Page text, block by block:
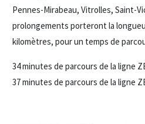
Pennes-Mirabeau, Vitrolles, Saint-
prolongements porteront la
kilomètres, pour un temps de
34 minutes de parcours de la ligne
37 minutes de parcours de la ligne